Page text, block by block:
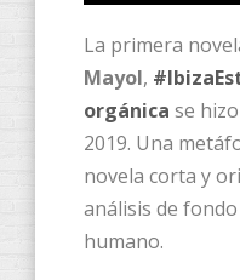
La primera
Mayol,
orgánica se
2019. Una
novela corta y
análisis de
humano.